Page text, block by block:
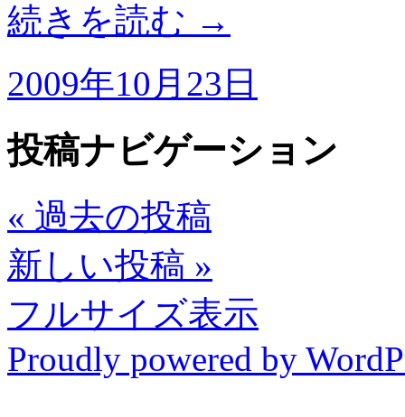
続きを読む →
2009年10月23日
投稿ナビゲーション
« 過去の投稿
新しい投稿 »
フルサイズ表示
Proudly powered by